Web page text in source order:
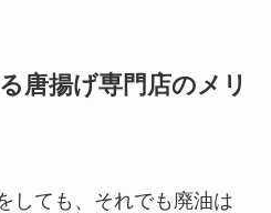
唐揚げ専門店のメリ
しても、それでも廃油は